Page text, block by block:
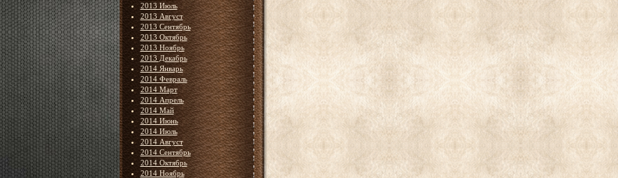
2013 Июль
2013 Август
2013 Сентябрь
2013 Октябрь
2013 Ноябрь
2013 Декабрь
2014 Январь
2014 Февраль
2014 Март
2014 Апрель
2014 Май
2014 Июнь
2014 Июль
2014 Август
2014 Сентябрь
2014 Октябрь
2014 Ноябрь